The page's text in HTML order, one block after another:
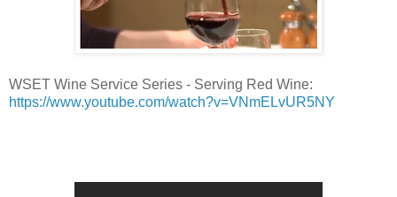
WSET Wine Service Series - Serving Red Wine:
https://www.youtube.com/watch?v=VNmELvUR5NY